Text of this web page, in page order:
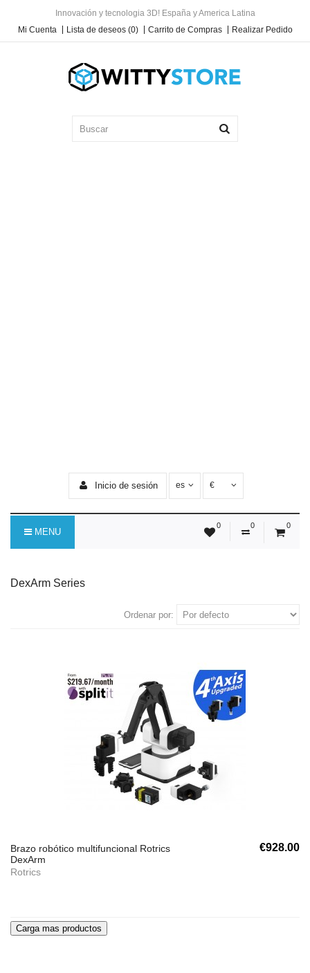
Innovación y tecnologia 3D! España y America Latina
Mi Cuenta
Lista de deseos (0) Carrito de Compras Realizar Pedido
Inicio de sesión es €
0 0 0
MENU
DexArm Series
Ordenar por:
Brazo robótico multifuncional Rotrics
DexArm
Rotrics
€928.00